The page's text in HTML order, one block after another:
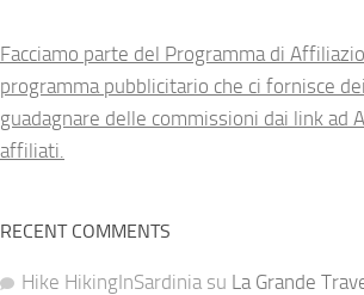
Facciamo parte del Programma di
programma pubblicitario che ci fornisce
guadagnare delle commissioni dai link ad
affiliati.
RECENT COMMENTS
Hike HikingInSardinia su La Grande